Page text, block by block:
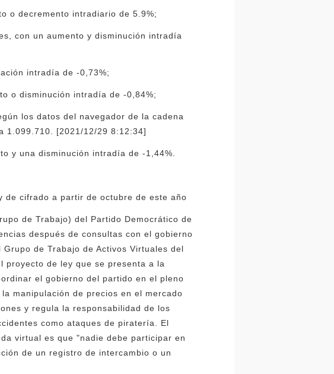
o decremento intradiario de 5.9%;
con un aumento y disminución intradía
intradía de -0,73%;
o disminución intradía de -0,84%;
los datos del navegador de la cadena
1.099.710. [2021/12/29 8:12:34]
y una disminución intradía de -1,44%.
de cifrado a partir de octubre de este año
de Trabajo) del Partido Democrático de
después de consultas con el gobierno
de Trabajo de Activos Virtuales del
proyecto de ley que se presenta a la
el gobierno del partido en el pleno
manipulación de precios en el mercado
y regula la responsabilidad de los
como ataques de piratería. El
virtual es que "nadie debe participar en
de un registro de intercambio o un